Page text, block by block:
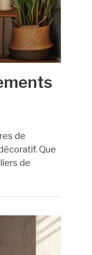
de
Que
de